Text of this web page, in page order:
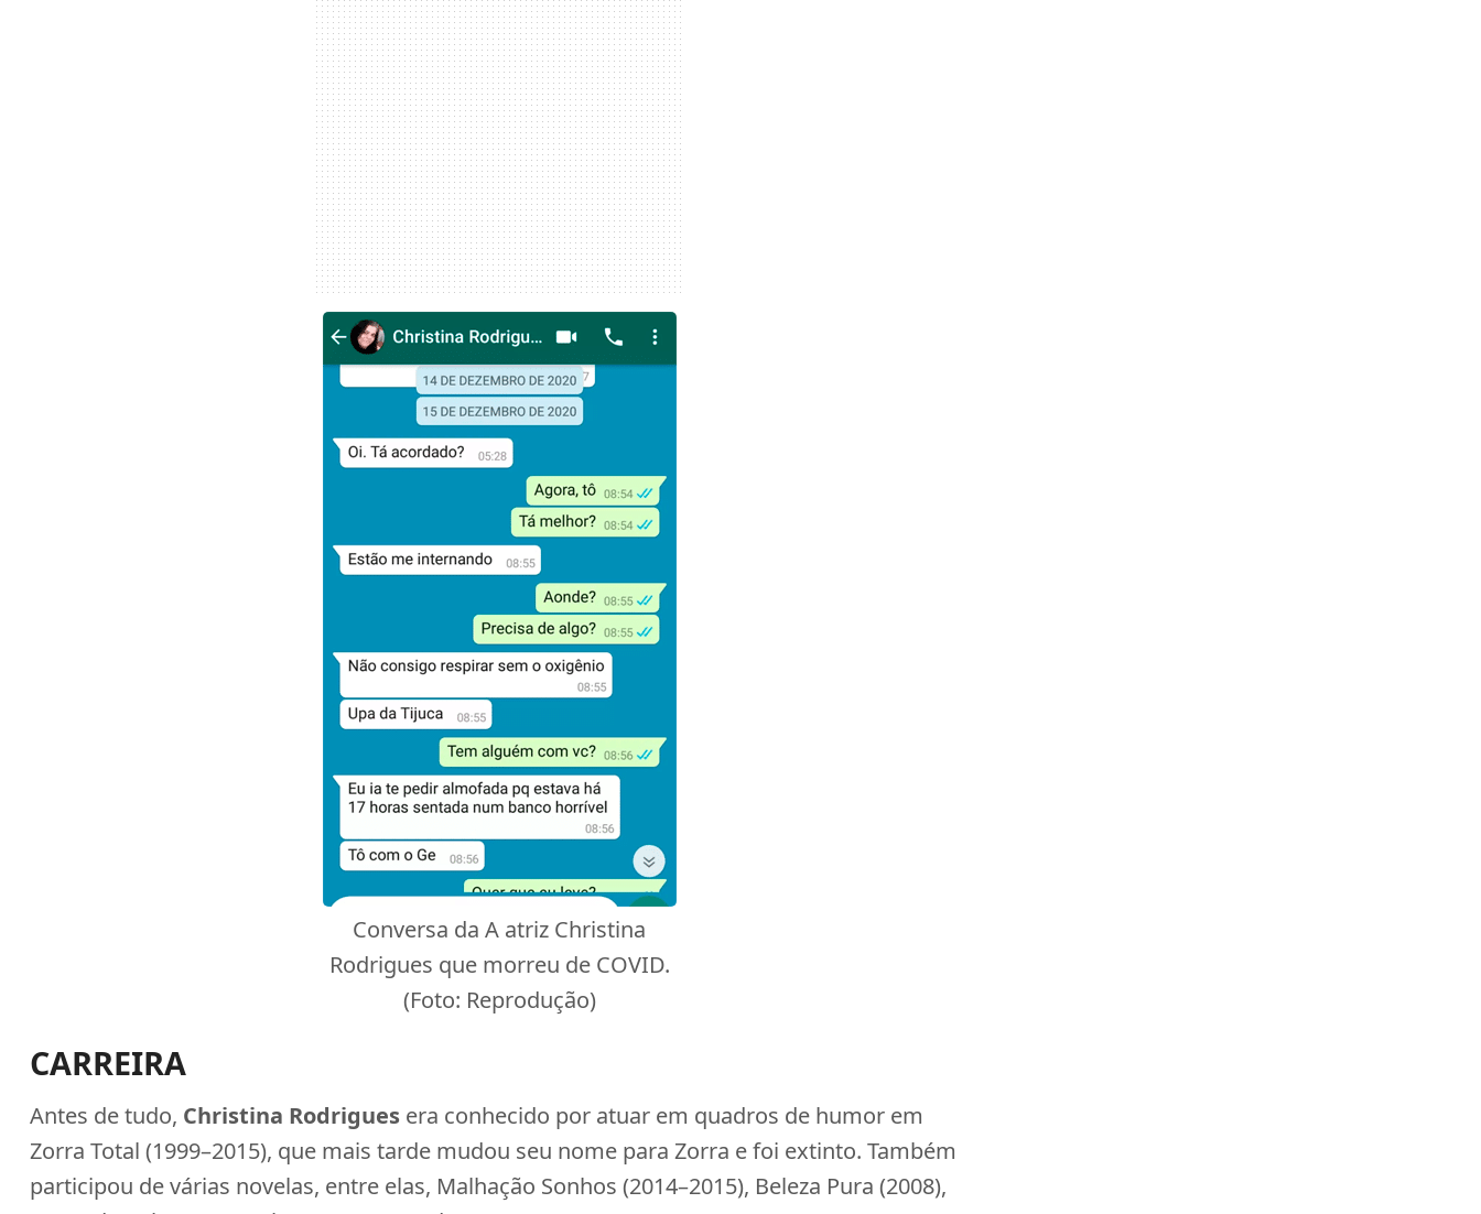
Conversa da A atriz Christina
Rodrigues que morreu de COVID.
(Foto: Reprodução)
CARREIRA
Antes de tudo, Christina Rodrigues era conhecido por atuar em quadros de humor em
Zorra Total (1999–2015), que mais tarde mudou seu nome para Zorra e foi extinto. Também
participou de várias novelas, entre elas, Malhação Sonhos (2014–2015), Beleza Pura (2008),